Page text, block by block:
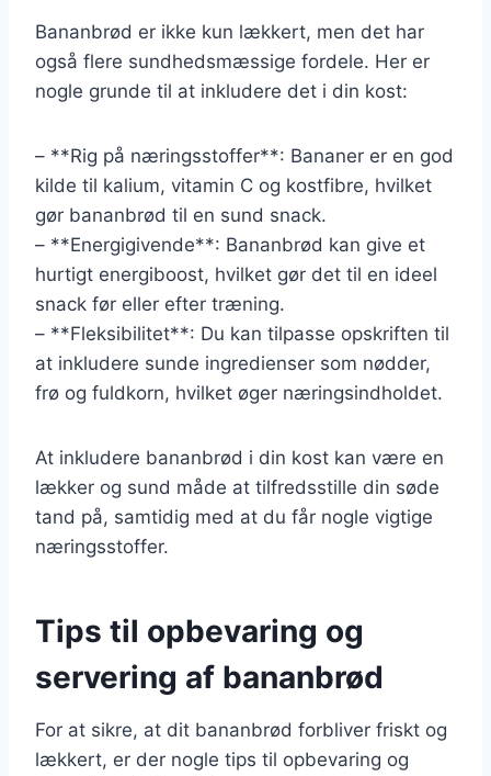
Bananbrød er ikke kun lækkert, men det har
også flere sundhedsmæssige fordele. Her er
nogle grunde til at inkludere det i din kost:
– **Rig på næringsstoffer**: Bananer er en god
kilde til kalium, vitamin C og kostfibre, hvilket
gør bananbrød til en sund snack.
– **Energigivende**: Bananbrød kan give et
hurtigt energiboost, hvilket gør det til en ideel
snack før eller efter træning.
– **Fleksibilitet**: Du kan tilpasse opskriften til
at inkludere sunde ingredienser som nødder,
frø og fuldkorn, hvilket øger næringsindholdet.
At inkludere bananbrød i din kost kan være en
lækker og sund måde at tilfredsstille din søde
tand på, samtidig med at du får nogle vigtige
næringsstoffer.
Tips til opbevaring og
servering af bananbrød
For at sikre, at dit bananbrød forbliver friskt og
lækkert, er der nogle tips til opbevaring og